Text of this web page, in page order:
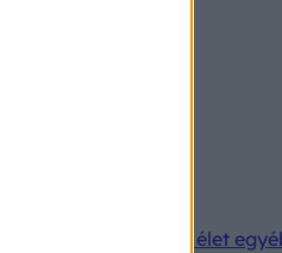
figyelmét az élet